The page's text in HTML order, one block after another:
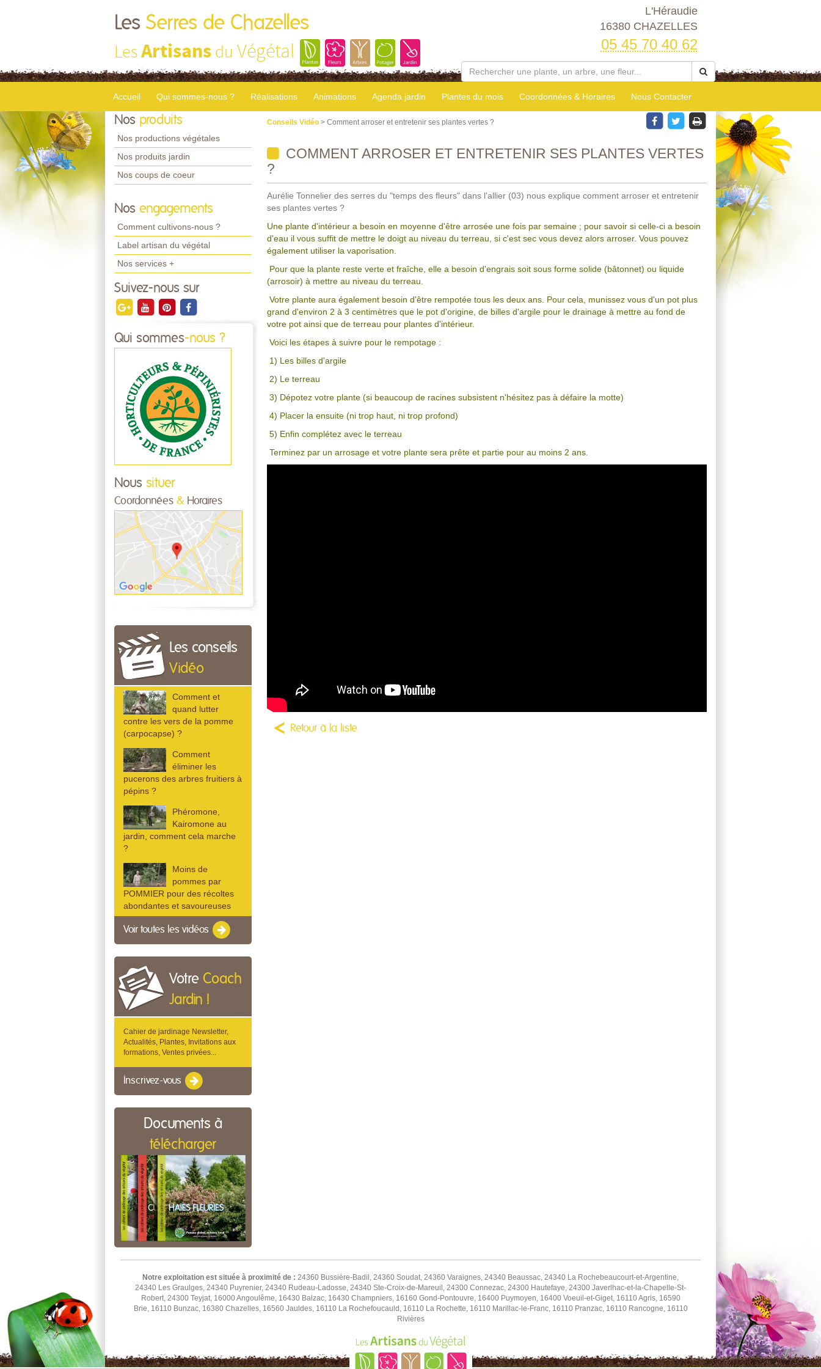
Les Serres de Chazelles
LesArtisans du Végétal
L'Héraudie
16380 CHAZELLES
05 45 70 40 62
Accueil Qui sommes-nous ? Réalisations Animations Agenda jardin Plantes du mois Coordonnées & Horaires Nous Contacter
Nos produits
Nos productions végétales
Nos produits jardin
Nos coups de coeur
Nos engagements
Comment cultivons-nous ?
Label artisan du végétal
Nos services +
Suivez-nous sur
Qui sommes-nous ?
Nous situer
Coordonnées & Horaires
Les conseils
Vidéo
Comment et
quand lutter
contre les vers de la pomme
(carpocapse) ?
Comment
éliminer les
pucerons des arbres fruitiers à
pépins ?
Phéromone,
Kairomone au
jardin, comment cela marche
?
Moins de
pommes par
POMMIER pour des récoltes
abondantes et savoureuses
Voir toutes les vidéos
Votre Coach
Jardin !
Cahier de jardinage Newsletter,
Actualités, Plantes, Invitations aux
formations, Ventes privées...
Inscrivez-vous
Documents à
télécharger
Conseils Vidéo > Comment arroser et entretenir ses plantes vertes ?
COMMENT ARROSER ET ENTRETENIR SES PLANTES VERTES
?
Aurélie Tonnelier des serres du "temps des fleurs" dans l'allier (03) nous explique comment arroser et entretenir
ses plantes vertes ?
Une plante d'intérieur a besoin en moyenne d'être arrosée une fois par semaine ; pour savoir si celle-ci a besoin
d'eau il vous suffit de mettre le doigt au niveau du terreau, si c'est sec vous devez alors arroser. Vous pouvez
également utiliser la vaporisation.
Pour que la plante reste verte et fraîche, elle a besoin d'engrais soit sous forme solide (bâtonnet) ou liquide
(arrosoir) à mettre au niveau du terreau.
Votre plante aura également besoin d'être rempotée tous les deux ans. Pour cela, munissez vous d'un pot plus
grand d'environ 2 à 3 centimètres que le pot d'origine, de billes d'argile pour le drainage à mettre au fond de
votre pot ainsi que de terreau pour plantes d'intérieur.
Voici les étapes à suivre pour le rempotage :
1) Les billes d'argile
2) Le terreau
3) Dépotez votre plante (si beaucoup de racines subsistent n'hésitez pas à défaire la motte)
4) Placer la ensuite (ni trop haut, ni trop profond)
5) Enfin complétez avec le terreau
Terminez par un arrosage et votre plante sera prête et partie pour au moins 2 ans.
Retour à la liste
Notre exploitation est située à proximité de : 24360 Bussière-Badil, 24360 Soudat, 24360 Varaignes, 24340 Beaussac, 24340 La Rochebeaucourt-et-Argentine,
24340 Les Graulges, 24340 Puyrenier, 24340 Rudeau-Ladosse, 24340 Ste-Croix-de-Mareuil, 24300 Connezac, 24300 Hautefaye, 24300 Javerlhac-et-la-Chapelle-St-
Robert, 24300 Teyjat, 16000 Angoulême, 16430 Balzac, 16430 Champniers, 16160 Gond-Pontouvre, 16400 Puymoyen, 16400 Voeuil-et-Giget, 16110 Agris, 16590
Brie, 16110 Bunzac, 16380 Chazelles, 16560 Jauldes, 16110 La Rochefoucauld, 16110 La Rochette, 16110 Marillac-le-Franc, 16110 Pranzac, 16110 Rancogne, 16110
Rivières